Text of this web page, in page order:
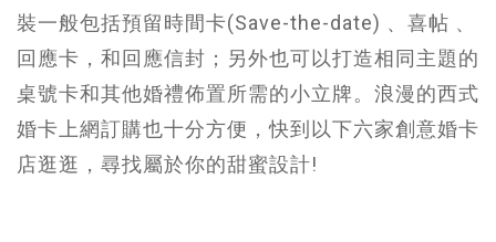
裝一般包括預留時間卡(Save-the-date) 、喜帖 、
回應卡，和回應信封；另外也可以打造相同主題的
桌號卡和其他婚禮佈置所需的小立牌。浪漫的西式
婚卡上網訂購也十分方便，快到以下六家創意婚卡
店逛逛，尋找屬於你的甜蜜設計!